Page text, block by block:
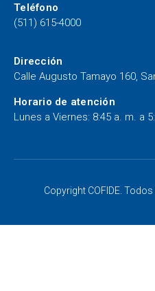
Teléfono
(511) 615-4000
Dirección
Calle Augusto Tamayo 160,
Horario de atención
Lunes a Viernes: 8:45 a. m. a
Copyright COFIDE.